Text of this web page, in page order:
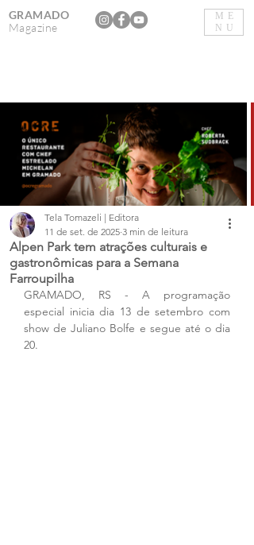
ME
NU
GRAMADO
Magazine
Alpen Park tem atrações culturais e
gastronômicas para a Semana
Farroupilha
Tela Tomazeli | Editora
11 de set. de 2025 3 min de leitura
GRAMADO, RS - A programação
especial inicia dia 13 de setembro com
show de Juliano Bolfe e segue até o dia
20.